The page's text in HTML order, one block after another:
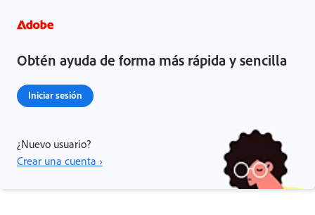
Obtén ayuda de forma más rápida y sencilla
Iniciar sesión
¿Nuevo usuario?
Crear una cuenta ›